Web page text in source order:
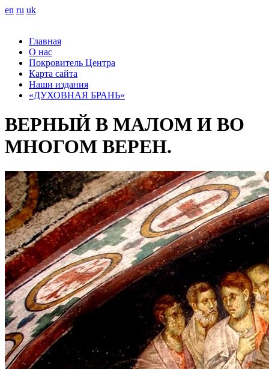
en ru uk
Главная
О нас
Покровитель Центра
Карта сайта
Наши издания
«ДУХОВНАЯ БРАНЬ»
ВЕРНЫЙ В МАЛОМ И ВО
МНОГОМ ВЕРЕН.